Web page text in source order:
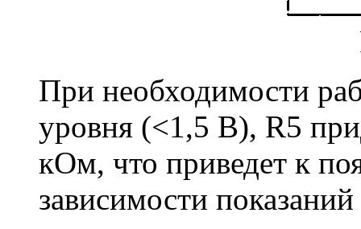
При необходимости
уровня (<1,5 В), R5
кОм, что приведет к
зависимости